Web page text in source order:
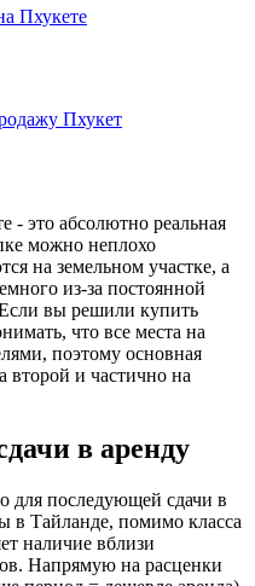
- это абсолютно реальная
можно неплохо
на земельном участке, а
из-за постоянной
вы решили купить
что все места на
поэтому основная
второй и частично на
в аренду
для последующей сдачи в
в Тайланде, помимо класса
наличие вблизи
Напрямую на расценки
Пхукете
Пхукет